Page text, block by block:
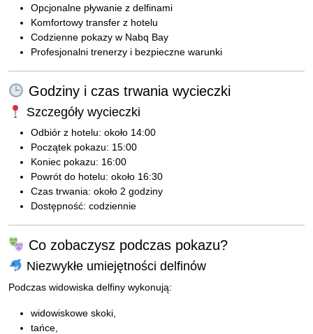
Opcjonalne pływanie z delfinami
Komfortowy transfer z hotelu
Codzienne pokazy w Nabq Bay
Profesjonalni trenerzy i bezpieczne warunki
Godziny i czas trwania wycieczki
Szczegóły wycieczki
Odbiór z hotelu: około 14:00
Początek pokazu: 15:00
Koniec pokazu: 16:00
Powrót do hotelu: około 16:30
Czas trwania: około 2 godziny
Dostępność: codziennie
Co zobaczysz podczas pokazu?
Niezwykłe umiejętności delfinów
Podczas widowiska delfiny wykonują:
widowiskowe skoki,
tańce,